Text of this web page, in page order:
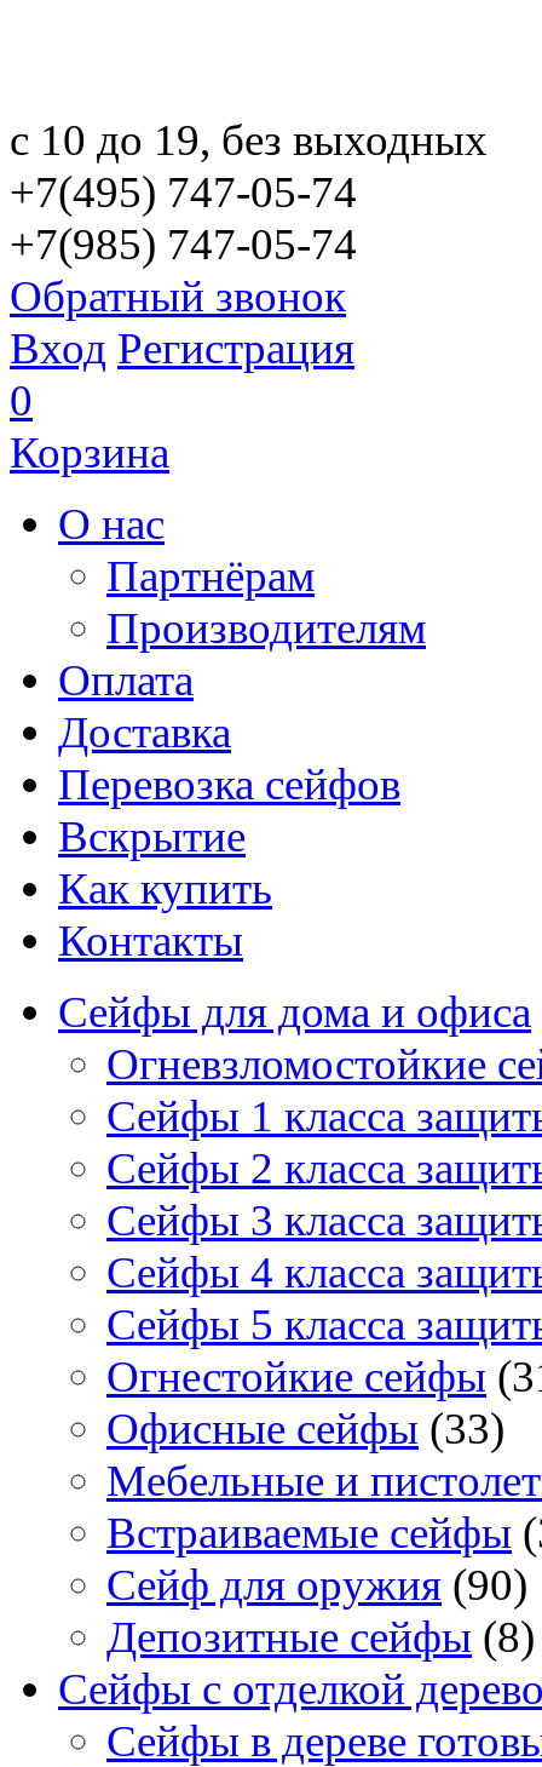
с 10 до 19, без выходных
+7(495) 747-05-74
+7(985) 747-05-74
Обратный звонок
Вход Регистрация
0
Корзина
О нас
Партнёрам
Производителям
Оплата
Доставка
Перевозка сейфов
Вскрытие
Как купить
Контакты
Сейфы для дома и офиса
Огневзломостойкие
Сейфы 1 класса
Сейфы 2 класса
Сейфы 3 класса
Сейфы 4 класса
Сейфы 5 класса
Огнестойкие сейфы
Офисные сейфы (33)
Мебельные и
Встраиваемые сейфы
Сейф для оружия (90)
Депозитные сейфы (8)
Сейфы с отделкой
Сейфы в дереве